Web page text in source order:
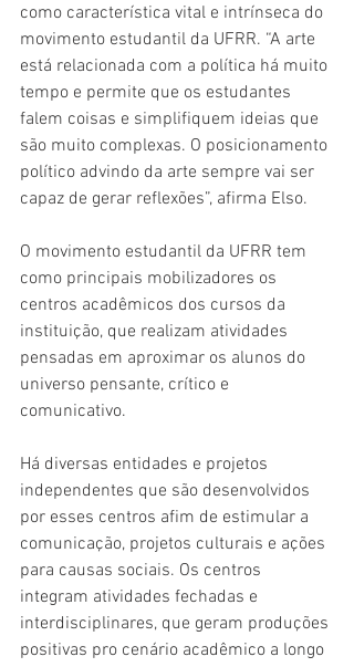
como característica vital e intrínseca do
movimento estudantil da UFRR. “A arte
está relacionada com a política há muito
tempo e permite que os estudantes
falem coisas e simplifiquem ideias que
são muito complexas. O posicionamento
político advindo da arte sempre vai ser
capaz de gerar reflexões”, afirma Elso.
O movimento estudantil da UFRR tem
como principais mobilizadores os
centros acadêmicos dos cursos da
instituição, que realizam atividades
pensadas em aproximar os alunos do
universo pensante, crítico e
comunicativo.
Há diversas entidades e projetos
independentes que são desenvolvidos
por esses centros afim de estimular a
comunicação, projetos culturais e ações
para causas sociais. Os centros
integram atividades fechadas e
interdisciplinares, que geram produções
positivas pro cenário acadêmico a longo